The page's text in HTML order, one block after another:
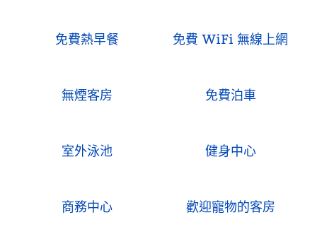
免費熱早餐 免費 WiFi 無線上網
無煙客房 免費泊車
室外泳池 健身中心
商務中心 歡迎寵物的客房